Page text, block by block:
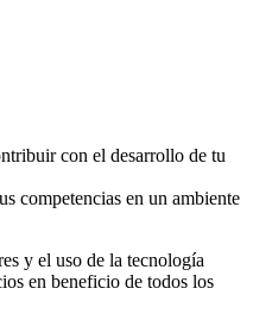
con el desarrollo de tu
competencias en un ambiente
y el uso de la tecnología
en beneficio de todos los